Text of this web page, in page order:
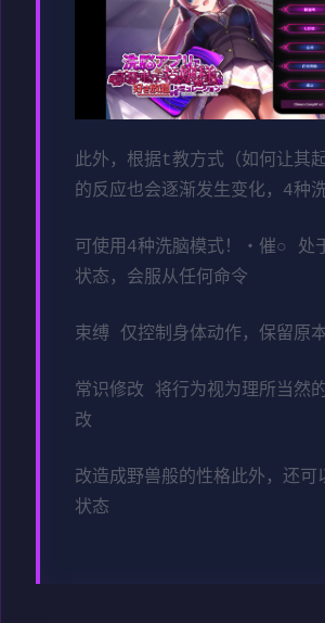
此外，根据t教方式（如何让其
的反应也会逐渐发生变化，4种
可使用4种洗脑模式！・催○ 处
状态，会服从任何命令
束缚 仅控制身体动作，保留原
常识修改 将行为视为理所当然
改
改造成野兽般的性格此外，还可
状态